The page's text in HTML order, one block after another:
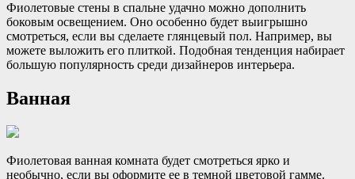
Фиолетовые стены в спальне удачно можно дополнить
боковым освещением. Оно особенно будет выигрышно
смотреться, если вы сделаете глянцевый пол. Например, вы
можете выложить его плиткой. Подобная тенденция набирает
большую популярность среди дизайнеров интерьера.
Ванная
Фиолетовая ванная комната будет смотреться ярко и
необычно, если вы оформите ее в темной цветовой гамме.